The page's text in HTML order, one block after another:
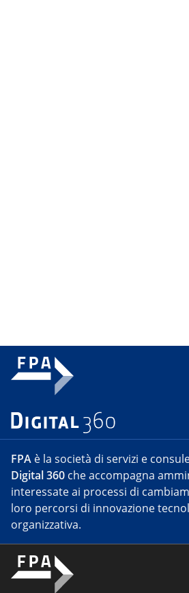
FPA è la società di servizi e
Digital 360 che accompagna
interessate ai processi di
loro percorsi di innovazione
organizzativa.